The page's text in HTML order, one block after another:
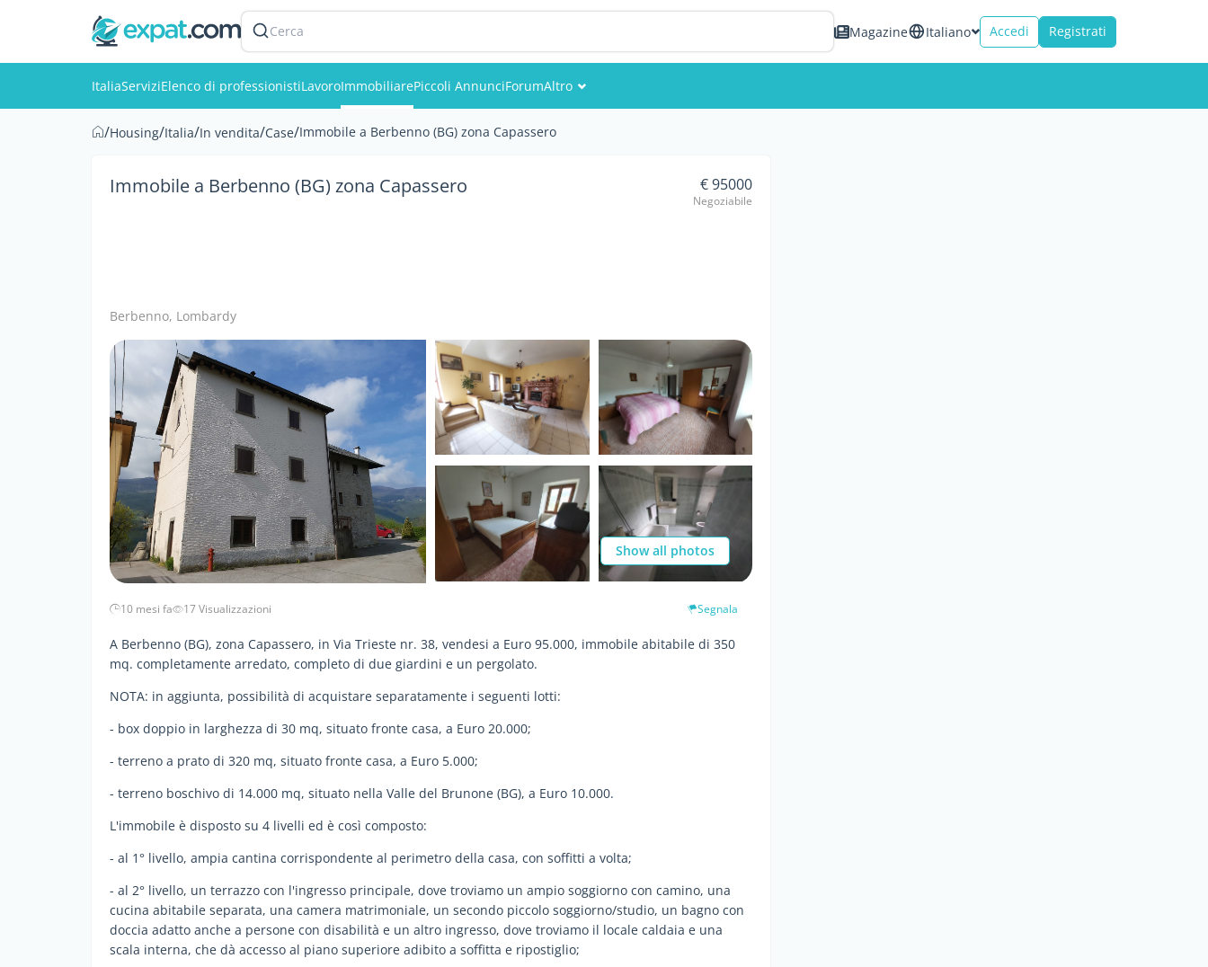
Cerca Magazine Italiano Accedi Registrati
ItaliaServiziElenco di professionistiLavoroImmobiliarePiccoli AnnunciForumAltro
Eventi
/Housing/Italia/In vendita/Case/Immobile a Berbenno (BG) zona Capassero
Immobile a Berbenno (BG) zona Capassero
Berbenno, Lombardy
€ 95000
Negoziabile
Show all photos
10 mesi fa 17 Visualizzazioni Segnala
A Berbenno (BG), zona Capassero, in Via Trieste nr. 38, vendesi a Euro 95.000, immobile abitabile di 350
mq. completamente arredato, completo di due giardini e un pergolato.
NOTA: in aggiunta, possibilità di acquistare separatamente i seguenti lotti:
- box doppio in larghezza di 30 mq, situato fronte casa, a Euro 20.000;
- terreno a prato di 320 mq, situato fronte casa, a Euro 5.000;
- terreno boschivo di 14.000 mq, situato nella Valle del Brunone (BG), a Euro 10.000.
L'immobile è disposto su 4 livelli ed è così composto:
- al 1° livello, ampia cantina corrispondente al perimetro della casa, con soffitti a volta;
- al 2° livello, un terrazzo con l'ingresso principale, dove troviamo un ampio soggiorno con camino, una
cucina abitabile separata, una camera matrimoniale, un secondo piccolo soggiorno/studio, un bagno con
doccia adatto anche a persone con disabilità e un altro ingresso, dove troviamo il locale caldaia e una
scala interna, che dà accesso al piano superiore adibito a soffitta e ripostiglio;